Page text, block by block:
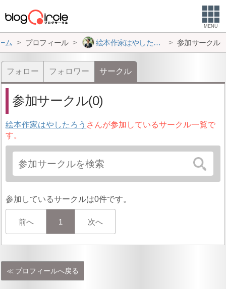
MENU
ム プロフィール 絵本作家はやしたろう 参加サークル
フォロー フォロワー サークル
参加サークル(0)
絵本作家はやしたろう さんが参加しているサークル一覧で
す。
参加しているサークルは0件です。
前へ 1 次へ
プロフィールへ戻る